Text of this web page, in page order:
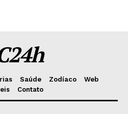
Saúde Zodíaco
Web
Contato